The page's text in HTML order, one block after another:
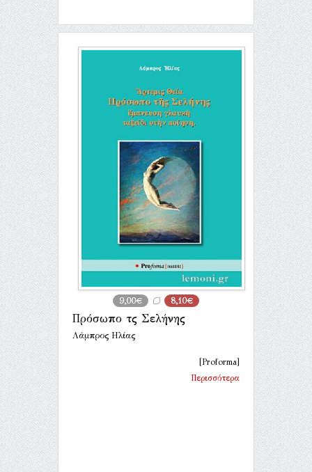
9,00€ 8,10€
Πρόσωπο τῆς Σελήνης
Λάμπρος Ηλίας
[Proforma]
Περισσότερα